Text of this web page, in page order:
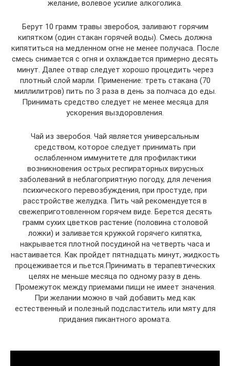
желание, волевое усилие алкоголика.
Берут 10 грамм травы зверобоя, заливают горячим
кипятком (один стакан горячей воды). Смесь должна
кипятиться на медленном огне не менее получаса. После
смесь снимается с огня и охлаждается примерно десять
минут. Далее отвар следует хорошо процедить через
плотный слой марли. Применение: треть стакана (70
миллилитров) пить по 3 раза в день за полчаса до еды.
Принимать средство следует не менее месяца для
ускорения выздоровления.
Чай из зверобоя. Чай является универсальным
средством, которое следует принимать при
ослабленном иммунитете для профилактики
возникновения острых респираторных вирусных
заболеваний в неблагоприятную погоду, для лечения
психического перевозбуждения, при простуде, при
расстройстве желудка. Пить чай рекомендуется в
свежеприготовленном горячем виде. Берется десять
грамм сухих цветков растение (половина столовой
ложки) и заливается кружкой горячего кипятка,
накрывается плотной посудиной на четверть часа и
настаивается. Как пройдет пятнадцать минут, жидкость
процеживается и пьется.Принимать в терапевтических
целях не меньше месяца по одному разу в день.
Промежуток между приемами пищи не имеет значения.
При желании можно в чай добавить мед как
естественный и полезный подсластитель или мяту для
придания пикантного аромата.